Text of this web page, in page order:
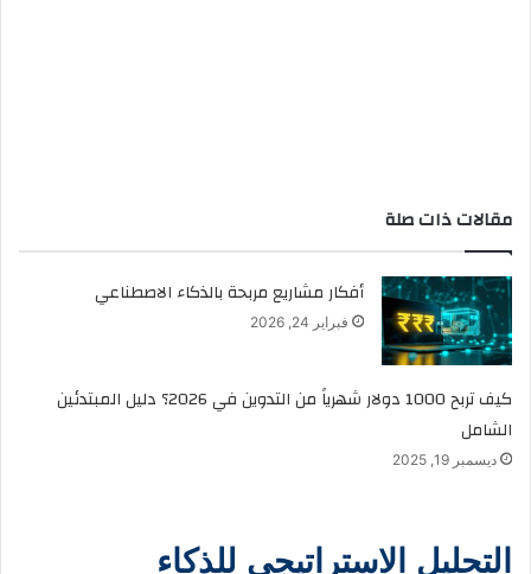
مقالات ذات صلة
أفكار مشاريع مربحة بالذكاء الاصطناعي
فبراير 24, 2026
كيف تربح 1000 دولار شهرياً من التدوين في 2026؟ دليل المبتدئين
الشامل
ديسمبر 19, 2025
التحليل الاستراتيجي للذكاء